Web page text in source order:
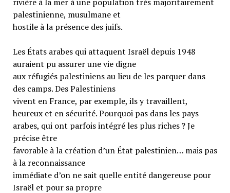
palestinienne, musulmane et
hostile à la présence des juifs.
Les États arabes qui attaquent Israël depuis 1948
auraient pu assurer une vie digne
aux réfugiés palestiniens au lieu de les parquer dans
des camps. Des Palestiniens
vivent en France, par exemple, ils y travaillent,
heureux et en sécurité. Pourquoi pas dans les pays
arabes, qui ont parfois intégré les plus riches ? Je
précise être
favorable à la création d’un État palestinien… mais pas
à la reconnaissance
immédiate d’on ne sait quelle entité dangereuse pour
Israël et pour sa propre